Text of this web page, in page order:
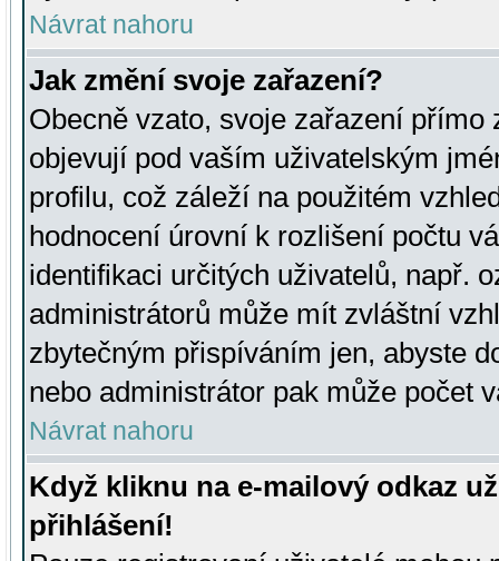
Návrat nahoru
Jak změní svoje zařazení?
Obecně vzato, svoje zařazení přímo
objevují pod vaším uživatelským
profilu, což záleží na použitém
hodnocení úrovní k rozlišení počtu
identifikaci určitých uživatelů, např.
administrátorů může mít zvláštní
zbytečným přispíváním jen, abyste
nebo administrátor pak může počet
Návrat nahoru
Když kliknu na e-mailový odkaz
přihlášení!